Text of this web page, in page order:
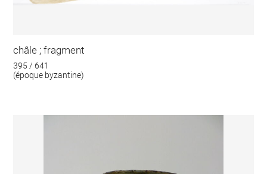
châle ; fragment
395 / 641
(époque byzantine)